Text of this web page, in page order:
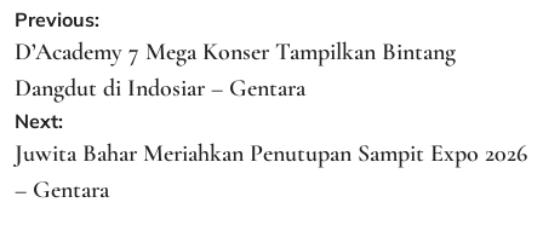
Post
navigation
Previous:
D’Academy 7 Mega Konser Tampilkan Bintang
Dangdut di Indosiar – Gentara
Next:
Juwita Bahar Meriahkan Penutupan Sampit Expo 2026
– Gentara